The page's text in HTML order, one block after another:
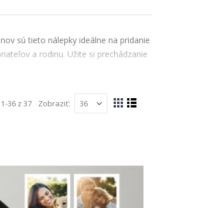
sú tieto nálepky ideálne na pridanie
a rodinu. Užite si prechádzanie
1-36z37 Zobraziť
Zobraziť
Mriežka
Zoznam